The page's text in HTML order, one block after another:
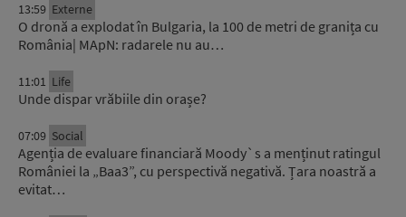
13:59 Externe
O dronă a explodat în Bulgaria, la 100 de metri de granița cu
România| MApN: radarele nu au…
11:01 Life
Unde dispar vrăbiile din orașe?
07:09 Social
Agenția de evaluare financiară Moody`s a menținut ratingul
României la „Baa3”, cu perspectivă negativă. Țara noastră a
evitat…